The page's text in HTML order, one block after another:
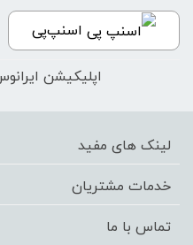
اسنپ‌پی
اپلیکیشن
لینک های مفید
خدمات مشتریان
تماس با ما